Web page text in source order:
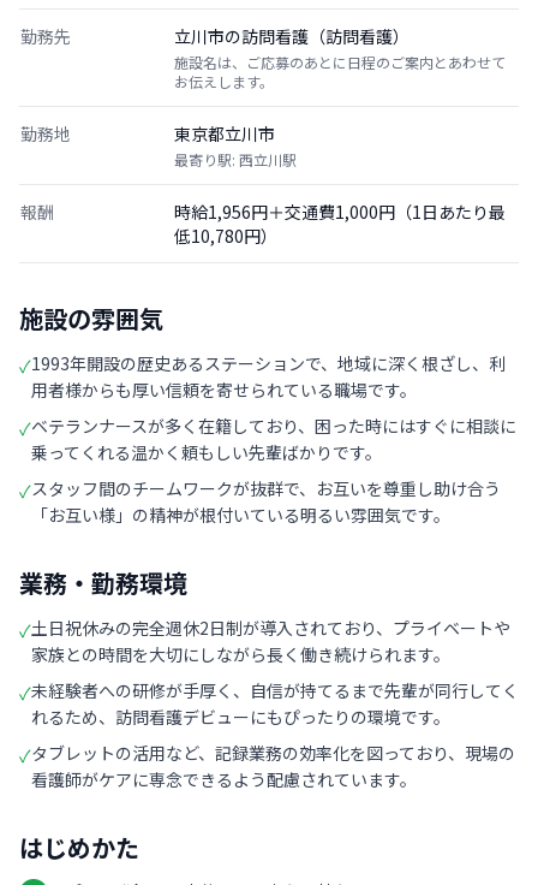
勤務先 立川市の訪問看護（訪問看護）
施設名は、ご応募のあとに日程のご案内とあわせて
お伝えします。
勤務地 東京都立川市
最寄り駅: 西立川駅
報酬
時給1,956円＋交通費1,000円（1日あたり最
低10,780円）
施設の雰囲気
✓1993年開設の歴史あるステーションで、地域に深く根ざし、利
用者様からも厚い信頼を寄せられている職場です。
✓ベテランナースが多く在籍しており、困った時にはすぐに相談に
乗ってくれる温かく頼もしい先輩ばかりです。
✓スタッフ間のチームワークが抜群で、お互いを尊重し助け合う
「お互い様」の精神が根付いている明るい雰囲気です。
業務・勤務環境
✓土日祝休みの完全週休2日制が導入されており、プライベートや
家族との時間を大切にしながら長く働き続けられます。
✓未経験者への研修が手厚く、自信が持てるまで先輩が同行してく
れるため、訪問看護デビューにもぴったりの環境です。
✓タブレットの活用など、記録業務の効率化を図っており、現場の
看護師がケアに専念できるよう配慮されています。
はじめかた